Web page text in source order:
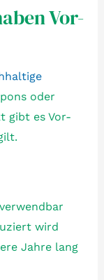
Vor-
oder
gibt es Vor-
wird
Jahre lang